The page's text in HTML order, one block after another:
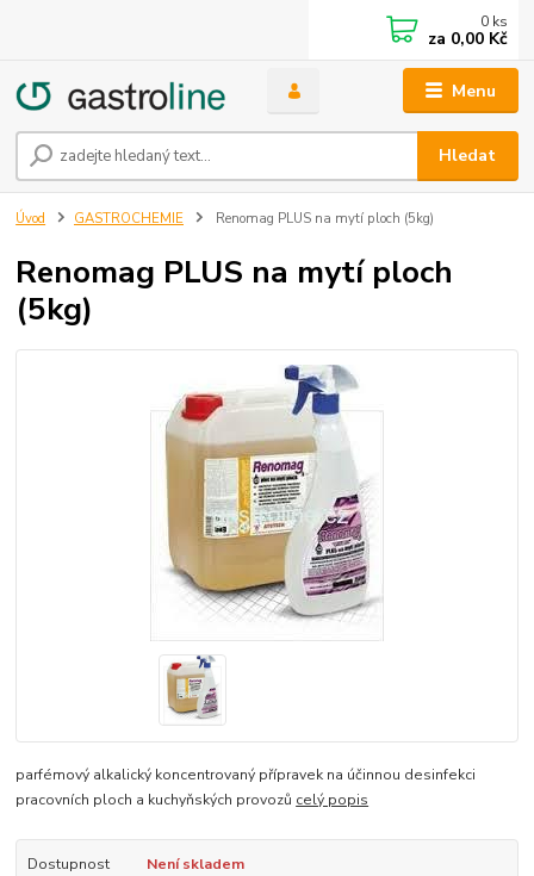
Menu
Hledat
0 ks
za 0,00 Kč
Úvod GASTROCHEMIE Renomag PLUS na mytí ploch (5kg)
Renomag PLUS na mytí ploch
(5kg)
parfémový alkalický koncentrovaný přípravek na účinnou desinfekci
pracovních ploch a kuchyňských provozů celý popis
Dostupnost Není skladem